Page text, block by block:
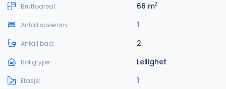
Bruttoareal: 66 m2
Antall soverom: 1
Antall bad: 2
Boligtype: Leilighet
Etasje: 1